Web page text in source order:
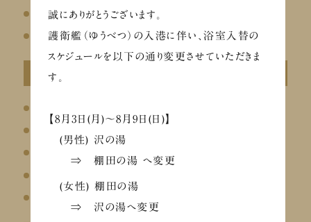
リラクゼーション
その他
最近の投稿
誠にありがとうございます。
護衛艦（ゆうべつ）の入港に伴い、浴室入替の
スケジュールを以下の通り変更させていただきま
す。
【8月3日(月)～8月9日(日)】
(男性) 沢の湯
⇒ 棚田の湯 へ変更
(女性) 棚田の湯
⇒ 沢の湯へ変更